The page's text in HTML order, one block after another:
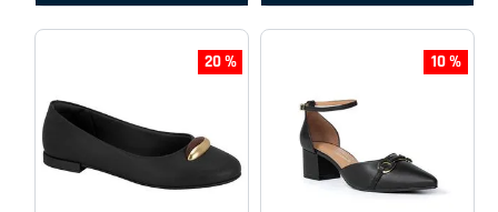
20 % 10 %